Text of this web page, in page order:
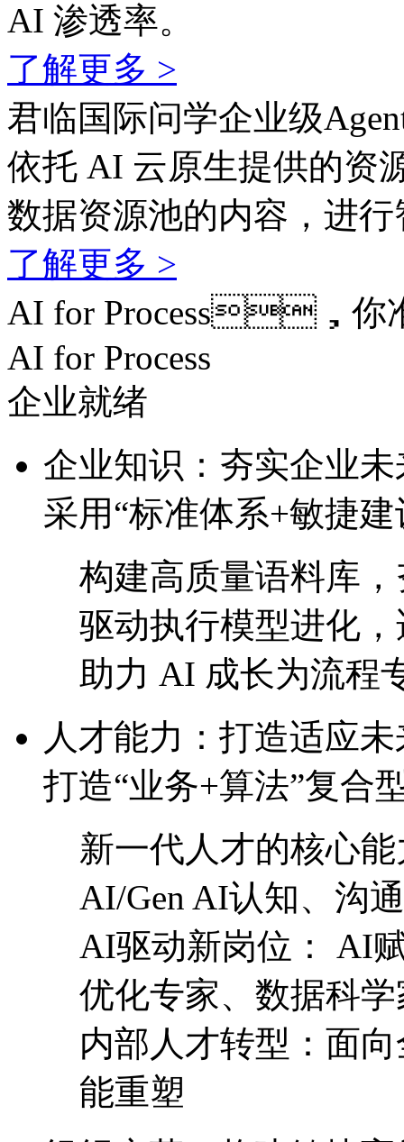
AI 渗透率。
了解更多 >
君临国际问学企业级
依托 AI 云原生提供的资源
数据资源池的内容，
了解更多 >
AI for Process，你
AI for Process
企业就绪
企业知识：夯实企业
采用“标准体系+敏捷
构建高质量语料库
驱动执行模型进化
助力 AI 成长为流程专
人才能力：打造适应
打造“业务+算法”复合
新一代人才的核心能力
AI/Gen AI认知、沟
AI驱动新岗位： AI
优化专家、数据科
内部人才转型：面向
能重塑